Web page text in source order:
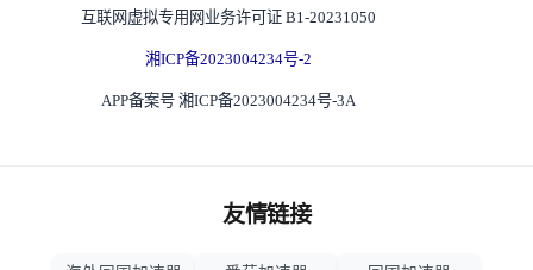
互联网虚拟专用网业务许可证 B1-20231050
湘ICP备2023004234号-2
APP备案号 湘ICP备2023004234号-3A
友情链接